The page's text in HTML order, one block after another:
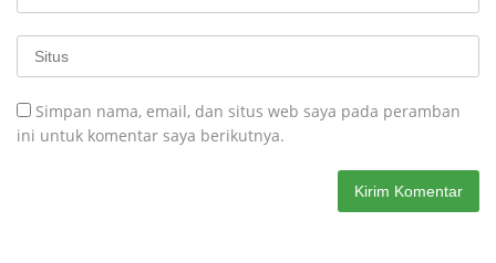
Simpan nama, email, dan situs web saya pada peramban
ini untuk komentar saya berikutnya.